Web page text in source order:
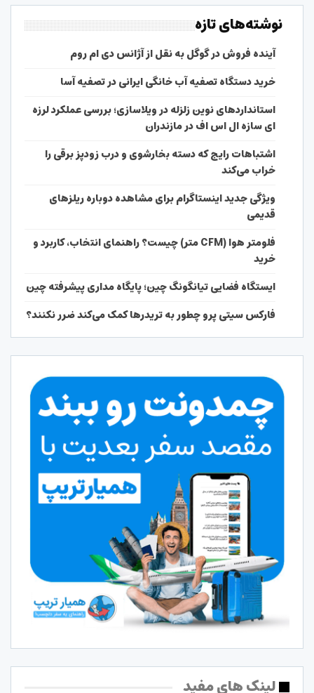
نوشته‌های تازه
آینده فروش در گوگل به نقل از آژانس دی ام روم
خرید دستگاه تصفیه آب خانگی ایرانی در تصفیه آسا
استانداردهای نوین زلزله در ویلاسازی؛ بررسی عملکرد لرزه
ای سازه ال اس اف در مازندران
اشتباهات رایج که دسته بخارشوی و درب زودپز برقی را
خراب می‌کند
ویژگی جدید اینستاگرام برای مشاهده دوباره ریلزهای
قدیمی
فلومتر هوا (CFM متر) چیست؟ راهنمای انتخاب، کاربرد و
خرید
ایستگاه فضایی تیانگونگ چین؛ پایگاه مداری پیشرفته چین
فارکس سیتی پرو چطور به تریدرها کمک می‌کند ضرر نکنند؟
لینک های مفید